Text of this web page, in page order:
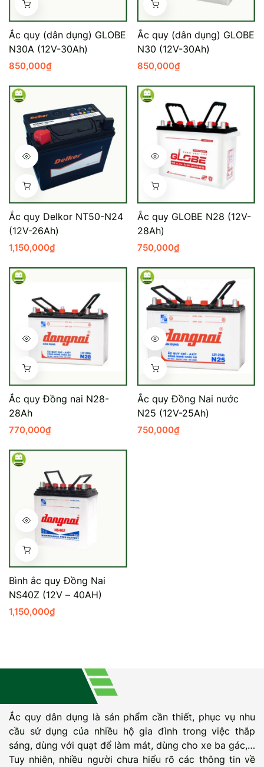
Vinfast
Long
Ắc quy (dân dụng) GLOBE
N30A (12V-30Ah)
850,000₫
Ắc quy (dân dụng) GLOBE
N30 (12V-30Ah)
850,000₫
Ắc quy Delkor NT50-N24
(12V-26Ah)
1,150,000₫
Ắc quy GLOBE N28 (12V-
28Ah)
750,000₫
Ắc quy Đồng nai N28-
28Ah
770,000₫
Ắc quy Đồng Nai nước
N25 (12V-25Ah)
750,000₫
Bình ắc quy Đồng Nai
NS40Z (12V – 40AH)
1,150,000₫
Ắc quy dân dụng là sản phẩm cần thiết, phục vụ nhu
cầu sử dụng của nhiều hộ gia đình trong việc thắp
sáng, dùng với quạt để làm mát, dùng cho xe ba gác,…
Tuy nhiên, nhiều người chưa hiểu rõ các thông tin về